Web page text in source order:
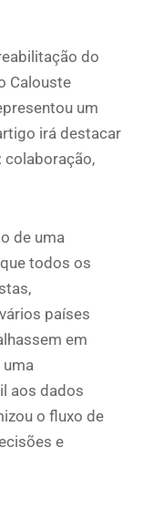
do
Calouste
um
irá destacar
colaboração,
de uma
todos os
países
em
uma
aos dados
o fluxo de
e